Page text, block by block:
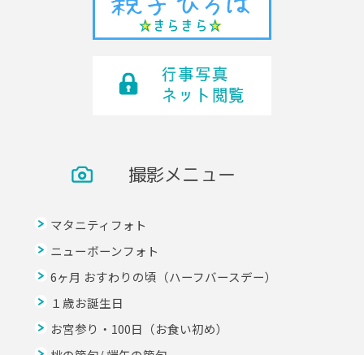
撮影メニュー
マタニティフォト
ニューボーンフォト
6ヶ月 おすわりの頃（ハーフバースデー）
１歳お誕生日
お宮参り・100日（お食い初め）